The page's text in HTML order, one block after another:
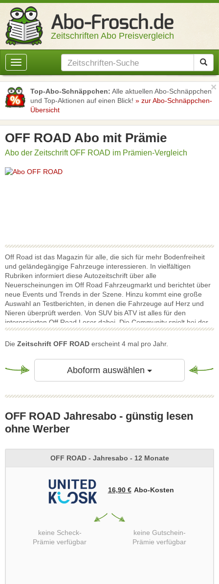
Zeitschriften Abo Preisvergleich
Toggle
navigation
Top-Abo-Schnäppchen: Alle aktuellen Abo-Schnäppchen
und Top-Aktionen auf einen Blick! » zur Abo-Schnäppchen-
Übersicht
×
OFF ROAD Abo mit Prämie
Abo der Zeitschrift OFF ROAD im Prämien-Vergleich
Off Road ist das Magazin für alle, die sich für mehr Bodenfreiheit
und geländegängige Fahrzeuge interessieren. In vielfältigen
Rubriken informiert diese Autozeitschrift über alle
Neuerscheinungen im Off Road Fahrzeugmarkt und berichtet über
neue Events und Trends in der Szene. Hinzu kommt eine große
Auswahl an Testberichten, in denen die Fahrzeuge auf Herz und
Nieren überprüft werden. Von SUV bis ATV ist alles für den
interessierten Off Road Leser dabei. Die Community spielt bei der
Autozeitschrift Off Road außerdem eine große Rolle. Bei Umfragen
werden die beliebtesten Autos gekürt und man orientiert sich an
den Interessen der Leser der Off Road. Die Zeitschrift Off Road
überzeugt durch ein fundiertes Wissen, gepaart mit dem outdoor-
Spaßfaktor und bringt den Leser mit spannenden Reportagen
direkt hinter das Steuer der bekanntesten Marken der Off Road
Die Zeitschrift OFF ROAD erscheint 4 mal pro Jahr.
Aboform auswählen Toggle
OFF ROAD Jahresabo - günstig lesen
ohne Werber
OFF ROAD - Jahresabo - 12 Monate
16,90 € Abo‑Kosten
keine Scheck-
Prämie verfügbar
keine Gutschein-
Prämie verfügbar